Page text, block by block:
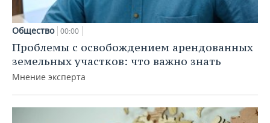
Общество 00:00
Проблемы с освобождением арендованных
земельных участков: что важно знать
Мнение эксперта